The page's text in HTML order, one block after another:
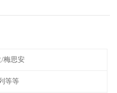
梅思安
等等